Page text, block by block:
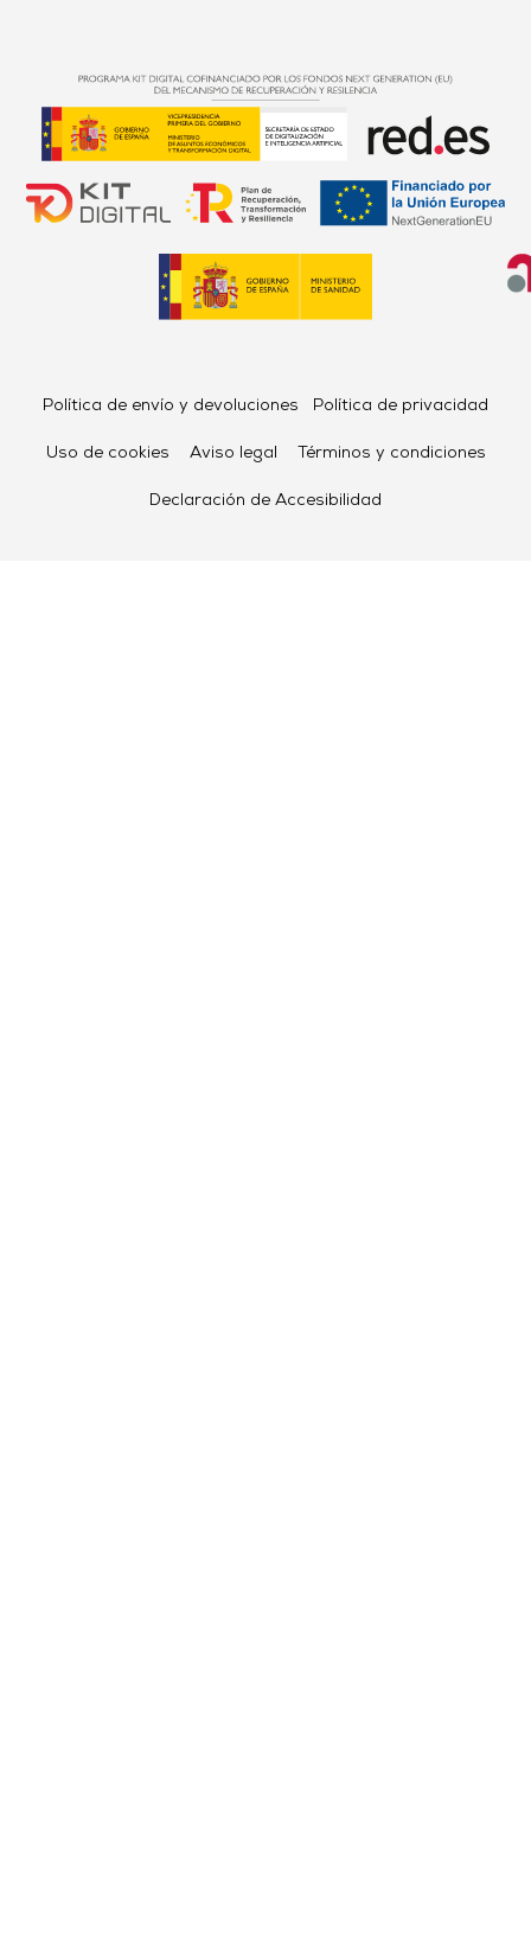
Política de envío y devoluciones Política de privacidad
Uso de cookies Aviso legal Términos y condiciones
Declaración de Accesibilidad